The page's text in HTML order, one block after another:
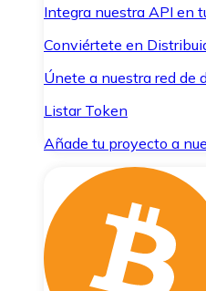
Integra nuestra API en
Conviértete en
Únete a nuestra red de
Listar Token
Añade tu proyecto a